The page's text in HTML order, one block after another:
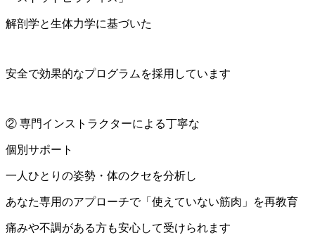
解剖学と生体力学に基づいた
安全で効果的なプログラムを採用しています
② 専門インストラクターによる丁寧な
個別サポート
一人ひとりの姿勢・体のクセを分析し
あなた専用のアプローチで「使えていない筋肉」を再教育
痛みや不調がある方も安心して受けられます